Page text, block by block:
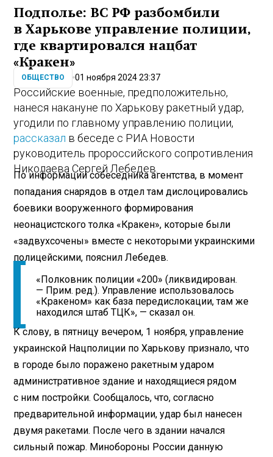
Подполье: ВС РФ разбомбили
в Харькове управление полиции,
где квартировался нацбат
«Кракен»
ОБЩЕСТВО 01 ноября 2024 23:37
Российские военные, предположительно,
нанеся накануне по Харькову ракетный удар,
угодили по главному управлению полиции,
рассказал в беседе с РИА Новости
руководитель пророссийского сопротивления
Николаева Сергей Лебедев.
По информации собеседника агентства, в момент
попадания снарядов в отдел там дислоцировались
боевики вооруженного формирования
неонацистского толка «Кракен», которые были
«задвухсочены» вместе с некоторыми украинскими
полицейскими, пояснил Лебедев.
«Полковник полиции «200» (ликвидирован.
— Прим. ред.). Управление использовалось
«Кракеном» как база передислокации, там же
находился штаб ТЦК», — сказал он.
К слову, в пятницу вечером, 1 ноября, управление
украинской Нацполиции по Харькову признало, что
в городе было поражено ракетным ударом
административное здание и находящиеся рядом
с ним постройки. Сообщалось, что, согласно
предварительной информации, удар был нанесен
двумя ракетами. После чего в здании начался
сильный пожар. Минобороны России данную